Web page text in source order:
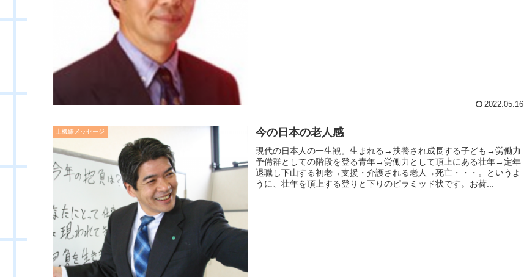
2022.05.16
上機嫌メッセージ 今の日本の老人感
現代の日本人の一生観。生まれる→扶養され成長する子ども→労働力
予備群としての階段を登る青年→労働力として頂上にある壮年→定年
退職し下山する初老→支援・介護される老人→死亡・・・。というよ
うに、壮年を頂上する登りと下りのピラミッド状です。お荷...